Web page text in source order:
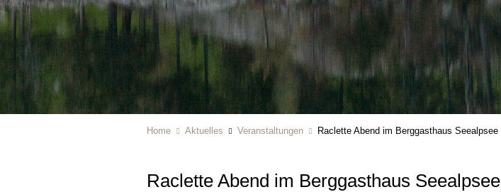
Home Aktuelles Veranstaltungen Raclette Abend im Berggasthaus Seealpsee
Raclette Abend im Berggasthaus Seealpsee